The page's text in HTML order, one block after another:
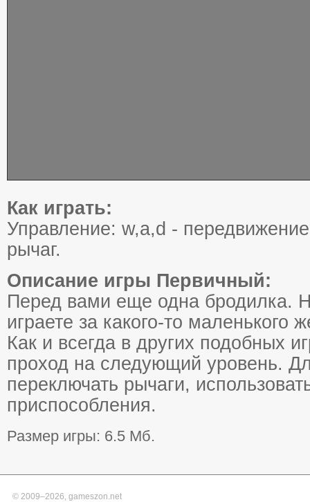
Как играть:
Управление: w,a,d -
рычаг.
Описание игры Первичный:
Перед вами еще одна бродилка.
играете за какого-то маленького
Как и всегда в других подобных
проход на следующий уровень.
переключать рычаги,
приспособления.
Размер игры: 6.5 Мб.
© 2009–2026, gameszon.net